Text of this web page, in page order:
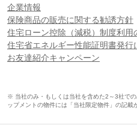
企業情報
保険商品の販売に関する勧誘方針
住宅ローン控除（減税）制度利用
住宅省エネルギー性能証明書発行
お友達紹介キャンペーン
※ 当社のみ・もしくは当社を含めた2～3社で
ップメントの物件には「当社限定物件」の記載